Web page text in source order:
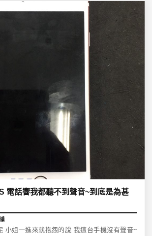
電話響我都聽不到聲音~到底是為甚
小姐一進來就抱怨的說 我這台手機沒有聲音~